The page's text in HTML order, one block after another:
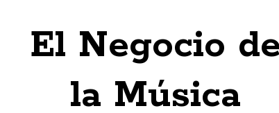
El Negocio de
la Música